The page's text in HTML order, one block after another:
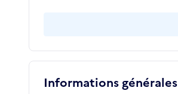
Informations générales